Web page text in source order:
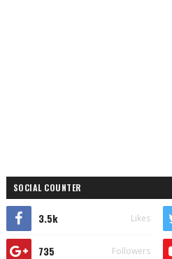
SOCIAL COUNTER
3.5k Likes
735 Followers